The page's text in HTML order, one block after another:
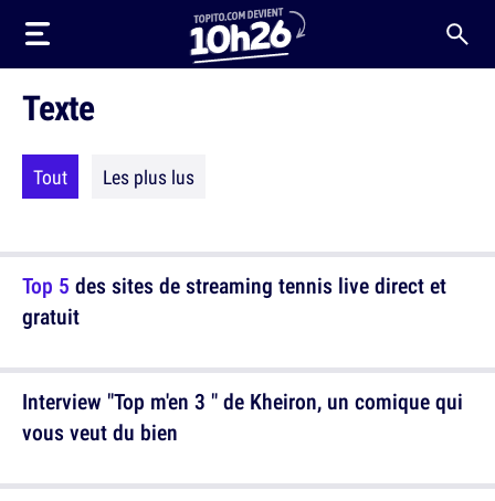
Texte
Tout Les plus lus
Top 5 des sites de streaming tennis live direct et
gratuit
Interview "Top m'en 3 " de Kheiron, un comique qui
vous veut du bien